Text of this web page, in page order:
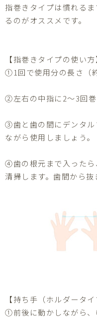
指巻きタイプは慣れる
るのがオススメです。
【指巻きタイプの使い方
①1回で使用分の長さ（
②左右の中指に2〜3回巻
③歯と歯の間にデンタル
ながら使用しましょう。
④歯の根元まで入ったら
清掃します。歯間から
【持ち手（ホルダータイ
①前後に動かしながら、